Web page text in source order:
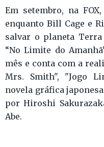
Em setembro, na
enquanto Bill Cage e
salvar o planeta
“No Limite do
mês e conta com a
Mrs. Smith", "Jogo
novela gráfica
por Hiroshi
Abe.